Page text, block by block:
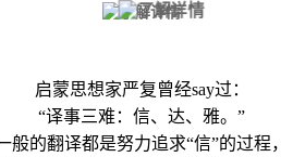
启蒙思想家严复曾经say过：
“译事三难：信、达、雅。”
般的翻译都是努力追求“信”的过程，